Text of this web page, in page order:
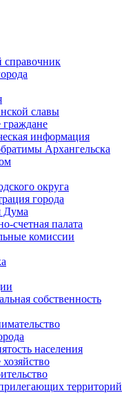
справочник
славы
информация
Архангельска
округа
города
Дума
счетная палата
комиссии
собственность
населения
территорий